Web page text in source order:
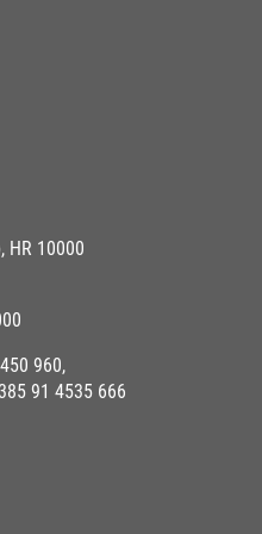
HR 10000
960,
91 4535 666